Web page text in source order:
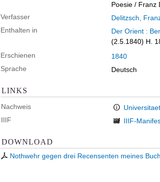
Poesie / Franz
Verfasser
Delitzsch,
Enthalten in
Der Orient :
(2.5.1840) H.
Erschienen
1840
Sprache
Deutsch
LINKS
Nachweis
IIIF
IIIF-
DOWNLOAD
Nothwehr gegen drei Recensenten meines